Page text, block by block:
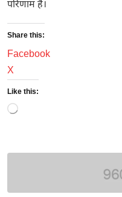
परिणाम है।
Share this:
Facebook
X
Like this:
Loading…